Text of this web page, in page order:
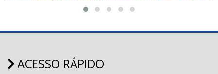
ACESSO RÁPIDO